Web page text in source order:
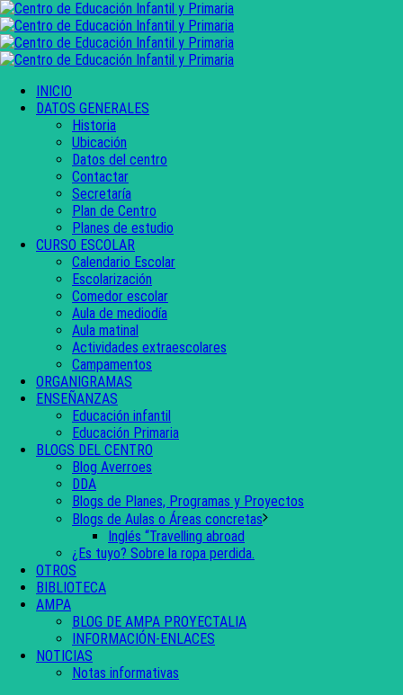
INICIO
DATOS GENERALES
Historia
Ubicación
Datos del centro
Contactar
Secretaría
Plan de Centro
Planes de estudio
CURSO ESCOLAR
Calendario Escolar
Escolarización
Comedor escolar
Aula de mediodía
Aula matinal
Actividades extraescolares
Campamentos
ORGANIGRAMAS
ENSEÑANZAS
Educación infantil
Educación Primaria
BLOGS DEL CENTRO
Blog Averroes
DDA
Blogs de Planes, Programas y Proyectos
Blogs de Aulas o Áreas concretas
Inglés “Travelling abroad
¿Es tuyo? Sobre la ropa perdida.
OTROS
BIBLIOTECA
AMPA
BLOG DE AMPA PROYECTALIA
INFORMACIÓN-ENLACES
NOTICIAS
Notas informativas